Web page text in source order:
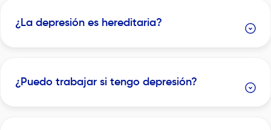
¿La depresión es hereditaria?
¿Puedo trabajar si tengo depresión?